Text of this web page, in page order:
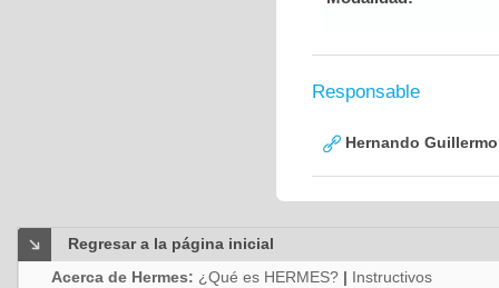
Responsable
Hernando
Regresar a la página inicial
Acerca de Hermes: ¿Qué es HERMES? | Instructivos